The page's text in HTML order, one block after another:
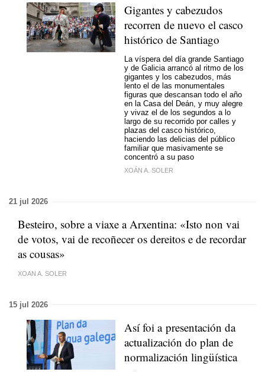
Gigantes y cabezudos
recorren de nuevo el casco
histórico de Santiago
La víspera del día grande Santiago
y de Galicia arrancó al ritmo de los
gigantes y los cabezudos, más
lento el de las monumentales
figuras que descansan todo el año
en la Casa del Deán, y muy alegre
y vivaz el de los segundos a lo
largo de su recorrido por calles y
plazas del casco histórico,
haciendo las delicias del público
familiar que masivamente se
concentró a su paso
XOÁN A. SOLER
21 jul 2026
Besteiro, sobre a viaxe a Arxentina: «Isto non vai
de votos, vai de recoñecer os dereitos e de recordar
as cousas»
XOAN A. SOLER
15 jul 2026
Así foi a presentación da
actualización do plan de
normalización lingüística